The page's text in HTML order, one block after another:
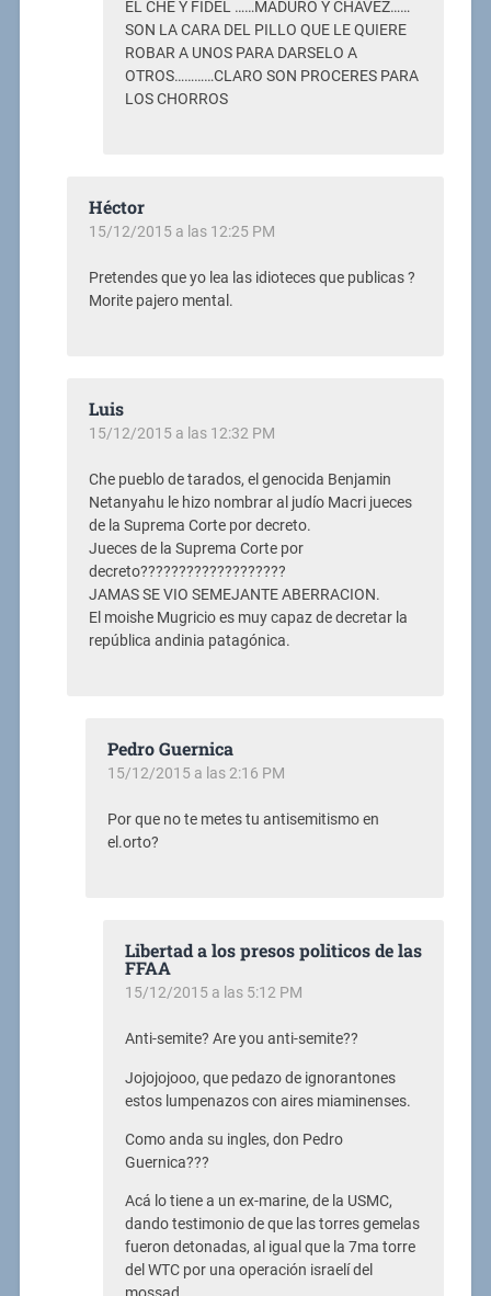
EL CHE Y FIDEL ……MADURO Y CHAVEZ……
SON LA CARA DEL PILLO QUE LE QUIERE
ROBAR A UNOS PARA DARSELO A
OTROS…………CLARO SON PROCERES PARA
LOS CHORROS
Héctor
15/12/2015 a las 12:25 PM
Pretendes que yo lea las idioteces que publicas ?
Morite pajero mental.
Luis
15/12/2015 a las 12:32 PM
Che pueblo de tarados, el genocida Benjamin
Netanyahu le hizo nombrar al judío Macri jueces
de la Suprema Corte por decreto.
Jueces de la Suprema Corte por
decreto???????????????????
JAMAS SE VIO SEMEJANTE ABERRACION.
El moishe Mugricio es muy capaz de decretar la
república andinia patagónica.
Pedro Guernica
15/12/2015 a las 2:16 PM
Por que no te metes tu antisemitismo en
el.orto?
Libertad a los presos politicos de las
FFAA
15/12/2015 a las 5:12 PM
Anti-semite? Are you anti-semite??
Jojojojooo, que pedazo de ignorantones
estos lumpenazos con aires miaminenses.
Como anda su ingles, don Pedro
Guernica???
Acá lo tiene a un ex-marine, de la USMC,
dando testimonio de que las torres gemelas
fueron detonadas, al igual que la 7ma torre
del WTC por una operación israelí del